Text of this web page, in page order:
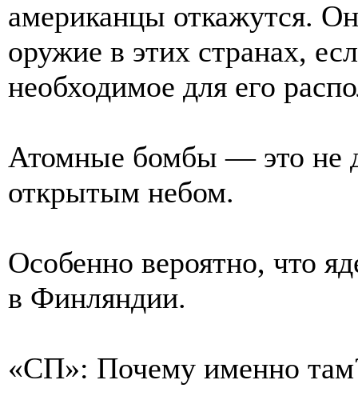
американцы откажутся.
оружие в этих странах,
необходимое для его
Атомные бомбы — это не
открытым небом.
Особенно вероятно, что
в Финляндии.
«СП»: Почему именно